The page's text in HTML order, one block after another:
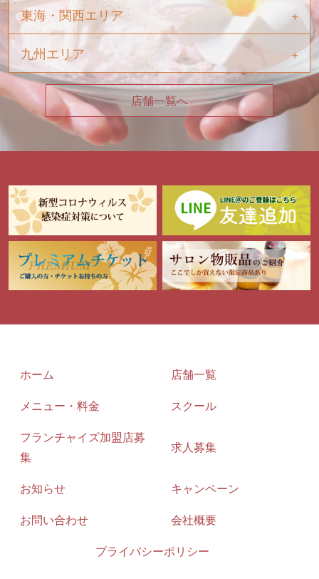
東海・関西エリア
九州エリア
店舗一覧へ
ホーム
店舗一覧
メニュー・料金
スクール
フランチャイズ加盟店募
集
求人募集
お知らせ
キャンペーン
お問い合わせ
会社概要
プライバシーポリシー